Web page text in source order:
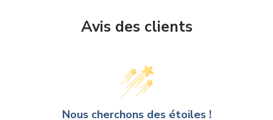
Avis des clients
Nous cherchons des étoiles !